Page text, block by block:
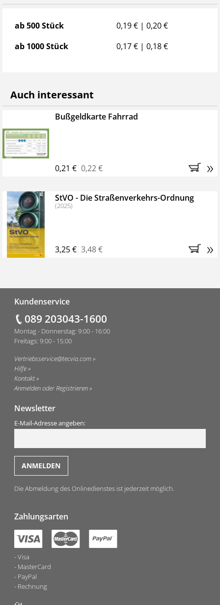
Staffelpreise
ab 500 Stück
0,19 € | 0,20 €
ab 1000 Stück
0,17 € | 0,18 €
Auch interessant
Bußgeldkarte Fahrrad
0,21 € 0,22 € »
StVO - Die Straßenverkehrs-Ordnung
(2025)
3,25 € 3,48 € »
Kundenservice
089 203043-1600
Montag - Donnerstag: 9:00 - 16:00
Freitags: 9:00 - 15:00
Vertriebsservice@tecvia.com
Hilfe
Kontakt
Anmelden oder Registrieren
Newsletter
E-Mail-Adresse angeben:
Die Abmeldung des Onlinedienstes ist jederzeit möglich.
Zahlungsarten
Visa
MasterCard
PayPal
Rechnung